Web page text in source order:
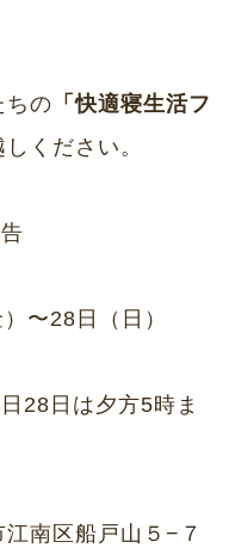
ちの 「快適寝生活フ
ください。
〜28日（日）
28日は夕方5時ま
南区船戸山５−７